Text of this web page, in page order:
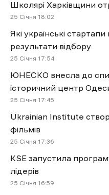
Школярі Харківщини
25 Січня 18:02
Які українські
результати відбору
25 Січня 17:54
ЮНЕСКО внесла до
історичний центр
25 Січня 17:45
Ukrainian Institute
фільмів
25 Січня 17:36
KSE запустила
лідерів
25 Січня 16:59